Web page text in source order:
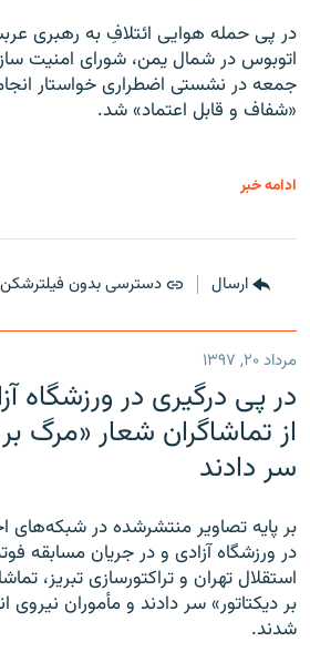
در پی حمله هوایی ائتلافِ به رهبری
اتوبوس در شمال یمن، شورای امنیت
جمعه در نشستی اضطراری خواستار
«شفاف و قابل اعتماد» شد.
ادامه خبر
ارسال دسترسی بدون فیلترشکن
مرداد ۲۰, ۱۳۹۷
در پی درگیری در ورزشگاه
از تماشاگران شعار «مرگ بر
سر دادند
بر پایه تصاویر منتشرشده در شبکه‌های
در ورزشگاه آزادی و در جریان مسابقه
استقلال تهران و تراکتورسازی تبریز،
بر دیکتاتور» سر دادند و مأموران نیروی
شدند.